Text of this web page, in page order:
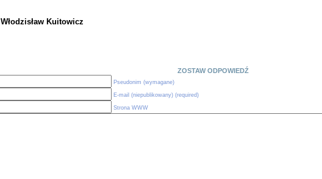
Włodzisław Kuitowicz
ZOSTAW ODPOWIEDŹ
Pseudonim (wymagane)
E-mail (niepublikowany) (required)
Strona WWW